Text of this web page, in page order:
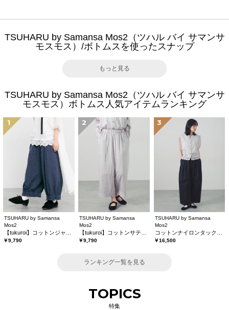
TSUHARU by Samansa Mos2（ツハル バイ サマンサ
モスモス）/ボトムスを使ったスナップ
もっと見る
TSUHARU by Samansa Mos2（ツハル バイ サマンサ
モスモス）ボトムス人気アイテムランキング
1
TSUHARU by Samansa
Mos2
￥9,790
2
TSUHARU by Samansa
Mos2
￥9,790
3
TSUHARU by Samansa
Mos2
￥16,500
ランキング一覧を見る
TOPICS
特集